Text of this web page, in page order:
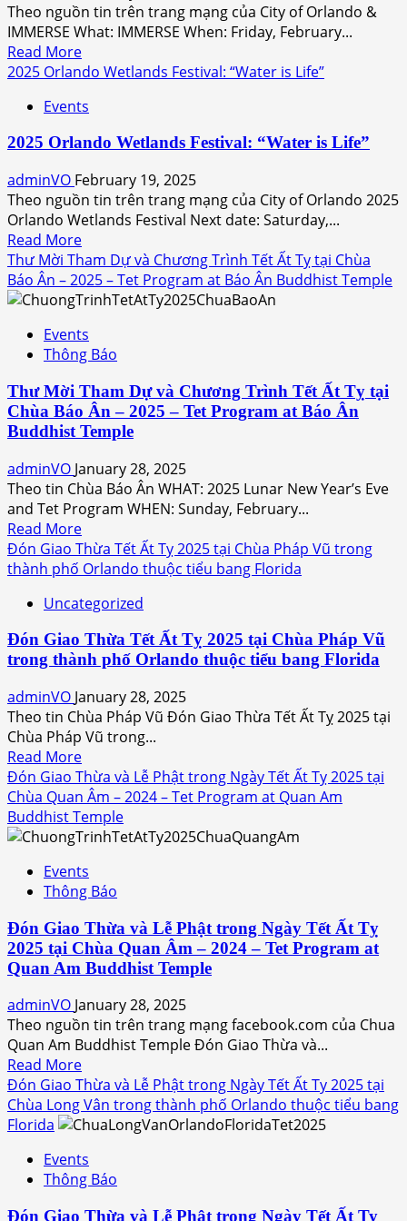
Orlando
thuộc
tiểu
bang
Florida
bằng
tiếng
Anh
và
tiếng
tại
Long
Vân
trong
thành
phố
Orlando
thuộc
bang
Florida
Theo nguồn tin trên trang mạng của City of Orlando &
IMMERSE What: IMMERSE When: Friday, February...
Read MoreRead
more
2025
at
Downtow
Orlando
2025 Orlando Wetlands Festival: “Water is Life”
Events
2025 Orlando Wetlands Festival: “Water is Life”
adminVO February 19, 2025
Theo nguồn tin trên trang mạng của City of Orlando 2025
Orlando Wetlands Festival Next date: Saturday,...
Read MoreRead
more
about
2025
Wetlands
Festival:
is
Life”
Thư Mời Tham Dự và Chương Trình Tết Ất Tỵ tại Chùa
Báo Ân – 2025 – Tet Program at Báo Ân Buddhist Temple
Events
Thông Báo
Thư Mời Tham Dự và Chương Trình Tết Ất Tỵ tại
Chùa Báo Ân – 2025 – Tet Program at Báo Ân
Buddhist Temple
adminVO January 28, 2025
Theo tin Chùa Báo Ân WHAT: 2025 Lunar New Year’s Eve
and Tet Program WHEN: Sunday, February...
Read MoreRead
more
about
Mời
Dự
và
Chương
Trình
Tết
Ất
Tỵ
tại
Chùa
Báo
Ân
–
2025
–
Tet
Program
at
Ân
Buddhist
Temple
Đón Giao Thừa Tết Ất Tỵ 2025 tại Chùa Pháp Vũ trong
thành phố Orlando thuộc tiểu bang Florida
Uncategorized
Đón Giao Thừa Tết Ất Tỵ 2025 tại Chùa Pháp Vũ
trong thành phố Orlando thuộc tiểu bang Florida
adminVO January 28, 2025
Theo tin Chùa Pháp Vũ Đón Giao Thừa Tết Ất Tỵ 2025 tại
Chùa Pháp Vũ trong...
Read MoreRead
more
about
Đón
Giao
Tết
Ất
2025
tại
Chùa
Vũ
trong
thành
phố
Orlando
thuộc
tiểu
bang
Florida
Đón Giao Thừa và Lễ Phật trong Ngày Tết Ất Tỵ 2025 tại
Chùa Quan Âm – 2024 – Tet Program at Quan Am
Buddhist Temple
Events
Thông Báo
Đón Giao Thừa và Lễ Phật trong Ngày Tết Ất Tỵ
2025 tại Chùa Quan Âm – 2024 – Tet Program at
Quan Am Buddhist Temple
adminVO January 28, 2025
Theo nguồn tin trên trang mạng facebook.com của Chua
Quan Am Buddhist Temple Đón Giao Thừa và...
Read MoreRead
more
about
Đón
Thừa
và
Đón Giao Thừa và Lễ Phật trong Ngày Tết Ất Ty 2025 tại
Chùa Long Vân trong thành phố Orlando thuộc tiểu bang
Florida
Events
Thông Báo
Đón Giao Thừa và Lễ Phật trong Ngày Tết Ất Ty